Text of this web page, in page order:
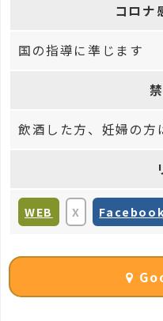
コロナ
国の指導に準じます
飲酒した方、妊婦の方
WEB X Facebook